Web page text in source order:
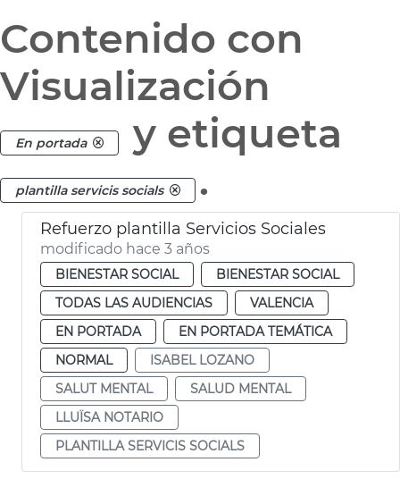
Contenido con
Visualización
En portada y etiqueta
plantilla servicis socials .
Refuerzo plantilla Servicios Sociales
modificado hace 3 años
BIENESTAR SOCIAL
BIENESTAR SOCIAL
TODAS LAS AUDIENCIAS
VALENCIA
EN PORTADA
EN PORTADA TEMÁTICA
NORMAL
ISABEL LOZANO
SALUT MENTAL
SALUD MENTAL
LLUÏSA NOTARIO
PLANTILLA SERVICIS SOCIALS